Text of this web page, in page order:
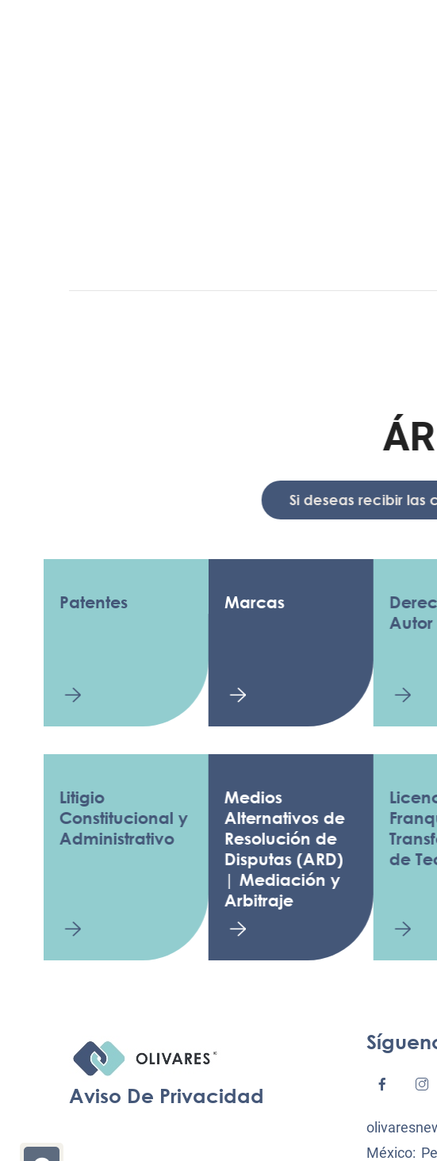
RE
Si deseas recibir las
Patentes Marcas
Derechos
Litigio
Constitucional y
Administrativo
Medios
Alternativos de
Resolución de
Disputas (ARD)
| Mediación y
Arbitraje
Licencias,
de
Aviso De Privacidad
México: